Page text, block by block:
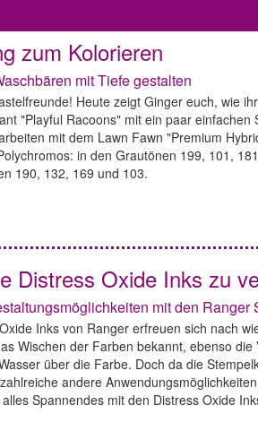
zum Kolorieren
mit Tiefe gestalten
Heute zeigt Ginger euch, wie
"Playful Racoons" mit ein paar
mit dem Lawn Fawn "Premium
in den Grautönen 199, 101,
190, 132, 169 und 103.
Distress Oxide Inks zu
mit den Ranger
Inks von Ranger erfreuen sich nach
Wischen der Farben bekannt, ebenso
über die Farbe. Doch da die
andere
Spannendes mit den Distress Oxide